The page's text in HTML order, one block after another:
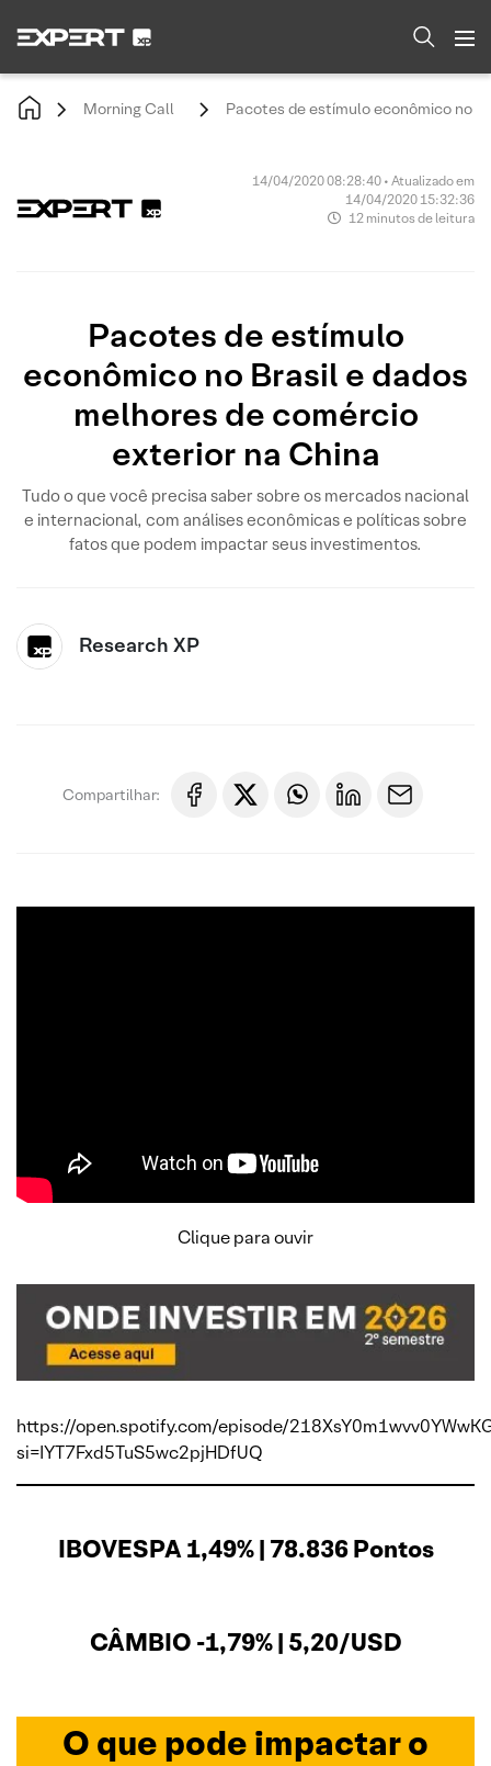
Morning Call Pacotes de estímulo econômico no
14/04/2020 08:28:40 • Atualizado em
14/04/2020 15:32:36
12 minutos de leitura
Pacotes de estímulo
econômico no Brasil e dados
melhores de comércio
exterior na China
Tudo o que você precisa saber sobre os mercados nacional
e internacional, com análises econômicas e políticas sobre
fatos que podem impactar seus investimentos.
Research XP
Compartilhar:
Clique para ouvir
https://open.spotify.com/episode/
si=IYT7Fxd5TuS5wc2pjHDfUQ
IBOVESPA 1,49% | 78.836 Pontos
CÂMBIO -1,79% | 5,20/USD
O que pode impactar o